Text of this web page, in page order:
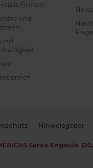
Firmen
und
und
Hinweisgeber
Santa Engracia 120.